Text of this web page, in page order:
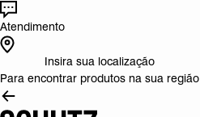
Atendimento
Insira sua localização
Para encontrar produtos na sua região